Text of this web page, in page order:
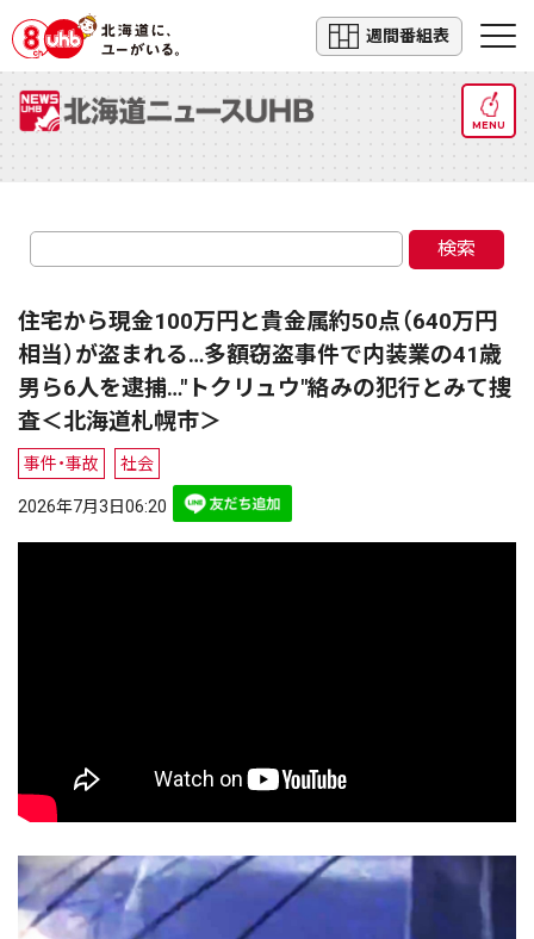
週間番組表
MENU
検索
住宅から現金100万円と貴金属約50点（640万円
相当）が盗まれる…多額窃盗事件で内装業の41歳
男ら6人を逮捕…"トクリュウ"絡みの犯行とみて捜
査＜北海道札幌市＞
事件・事故 社会
2026年7月3日06:20